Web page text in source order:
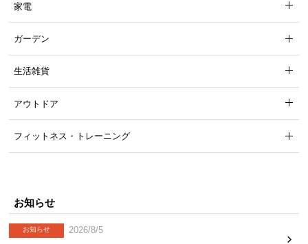
家電
ガーデン
生活雑貨
アウトドア
フィットネス・トレーニング
お知らせ
お知らせ
2026/8/5